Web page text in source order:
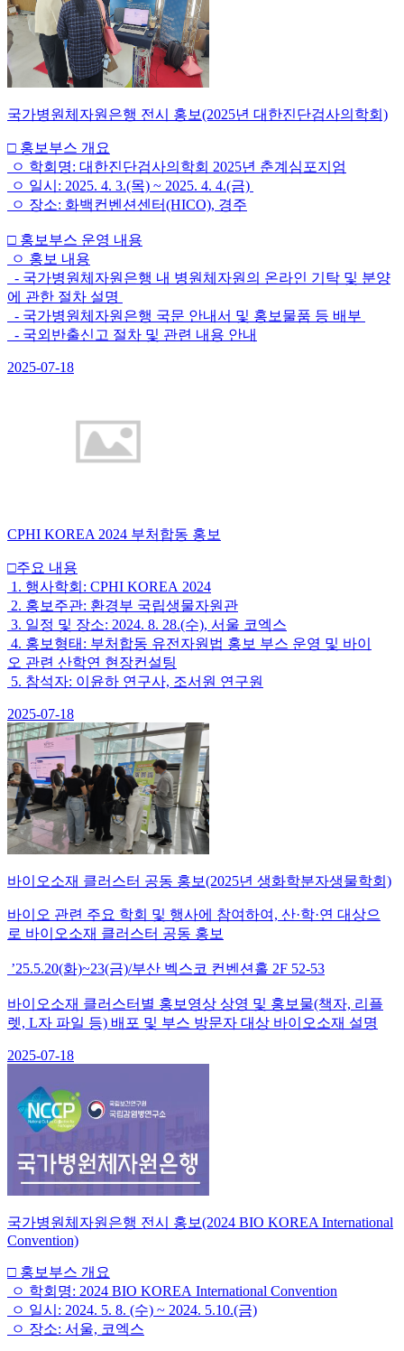
국가병원체자원은행 전시 홍보(2025년 대한진단검사의학회)
□ 홍보부스 개요
ㅇ 학회명: 대한진단검사의학회 2025년 춘계심포지엄
ㅇ 일시: 2025. 4. 3.(목) ~ 2025. 4. 4.(금)
ㅇ 장소: 화백컨벤션센터(HICO), 경주
□ 홍보부스 운영 내용
ㅇ 홍보 내용
- 국가병원체자원은행 내 병원체자원의 온라인 기탁 및 분양
에 관한 절차 설명
- 국가병원체자원은행 국문 안내서 및 홍보물품 등 배부
- 국외반출신고 절차 및 관련 내용 안내
2025-07-18
CPHI KOREA 2024 부처합동 홍보
□주요 내용
1. 행사학회: CPHI KOREA 2024
2. 홍보주관: 환경부 국립생물자원관
3. 일정 및 장소: 2024. 8. 28.(수), 서울 코엑스
4. 홍보형태: 부처합동 유전자원법 홍보 부스 운영 및 바이
오 관련 산학연 현장컨설팅
5. 참석자: 이윤하 연구사, 조서원 연구원
2025-07-18
바이오소재 클러스터 공동 홍보(2025년 생화학분자생물학회)
바이오 관련 주요 학회 및 행사에 참여하여, 산·학·연 대상으
로 바이오소재 클러스터 공동 홍보
’25.5.20(화)~23(금)/부산 벡스코 컨벤션홀 2F 52-53
바이오소재 클러스터별 홍보영상 상영 및 홍보물(책자, 리플
렛, L자 파일 등) 배포 및 부스 방문자 대상 바이오소재 설명
2025-07-18
국가병원체자원은행 전시 홍보(2024 BIO KOREA International
Convention)
□ 홍보부스 개요
ㅇ 학회명: 2024 BIO KOREA International Convention
ㅇ 일시: 2024. 5. 8. (수) ~ 2024. 5.10.(금)
ㅇ 장소: 서울, 코엑스